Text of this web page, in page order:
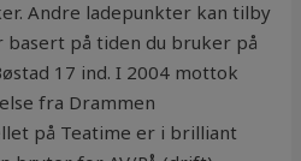
Andre ladepunkter kan tilby
basert på tiden du bruker på
17 ind. I 2004 mottok
fra Drammen
på Teatime er i brilliant